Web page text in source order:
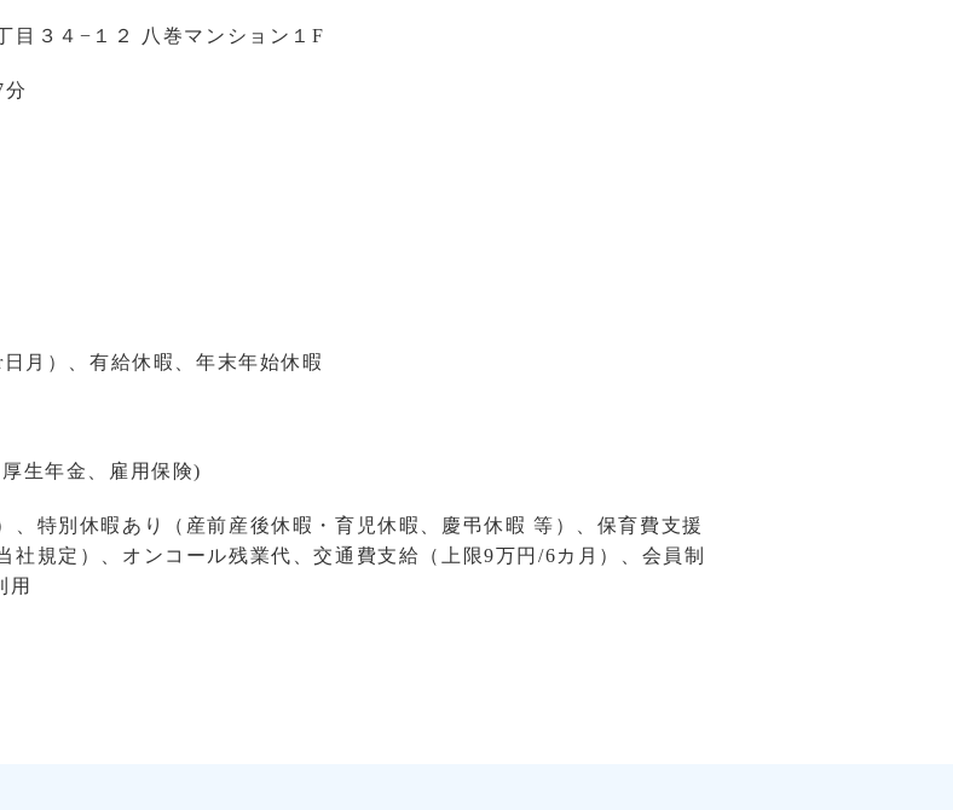
目３４−１２ 八巻マンション１F
月）、有給休暇、年末年始休暇
生年金、雇用保険)
、特別休暇あり（産前産後休暇・育児休暇、慶弔休暇 等）、保育費支援
社規定）、オンコール残業代、交通費支給（上限9万円/6カ月）、会員制
用